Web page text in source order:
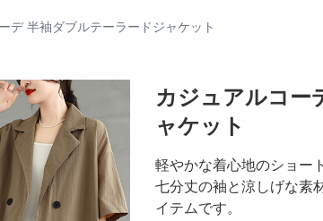
デ 半袖ダブルテーラードジャケット
カジュアルコー
ャケット
軽やかな着心地のショー
七分丈の袖と涼しげな素
イテムです。